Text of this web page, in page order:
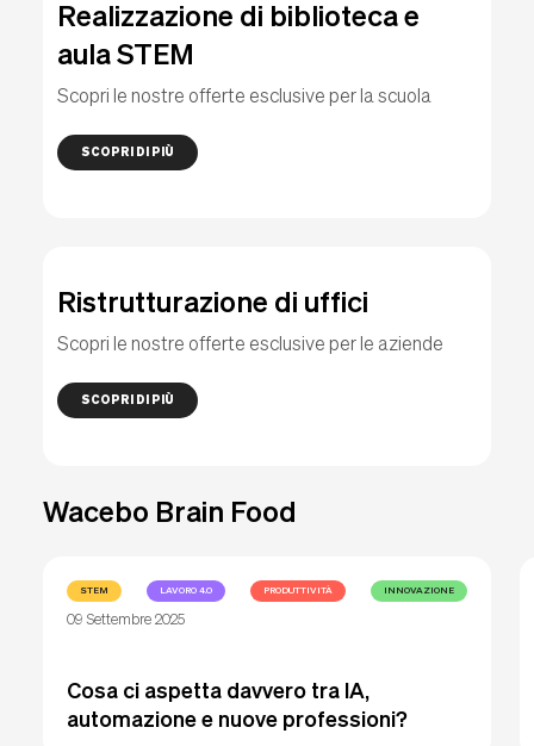
Realizzazione di biblioteca e
aula STEM
Scopri le nostre offerte esclusive per la scuola
SCOPRI DI PIÙ
Ristrutturazione di uffici
Scopri le nostre offerte esclusive per le aziende
SCOPRI DI PIÙ
Wacebo Brain Food
STEM LAVORO 4.0 PRODUTTIVITÀ INNOVAZIONE
09 Settembre 2025
Cosa ci aspetta davvero tra IA,
automazione e nuove professioni?